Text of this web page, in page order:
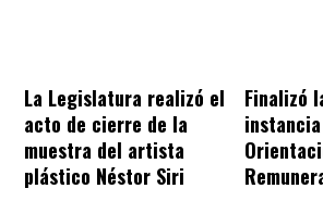
La Legislatura realizó el
acto de cierre de la
muestra del artista
plástico Néstor Siri
Finalizó